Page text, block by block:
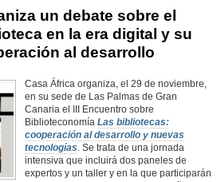
un debate sobre el
en la era digital y su
al desarrollo
Casa África organiza, el 29 de noviembre,
en su sede de Las Palmas de Gran
Canaria el III Encuentro sobre
Biblioteconomía Las bibliotecas:
cooperación al desarrollo y nuevas
tecnologías. Se trata de una jornada
intensiva que incluirá dos paneles de
expertos y un taller y en la que participarán